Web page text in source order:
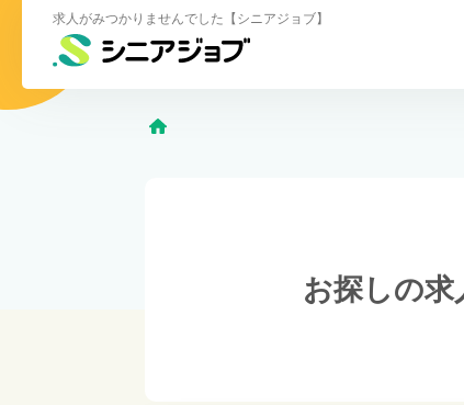
求人がみつかりませんでした【シニアジョブ】
お探しの求